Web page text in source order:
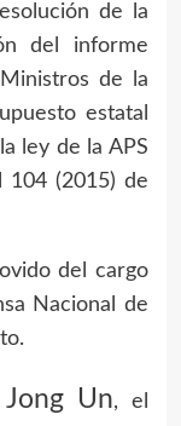
de la
del informe
de la
estatal
ley de la APS
104 (2015) de
del cargo
Nacional de
Jong Un, el